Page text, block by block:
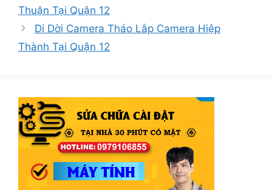
Thuận Tại Quận 12
Di Dời Camera Tháo Lắp Camera Hiệp
Thành Tại Quận 12